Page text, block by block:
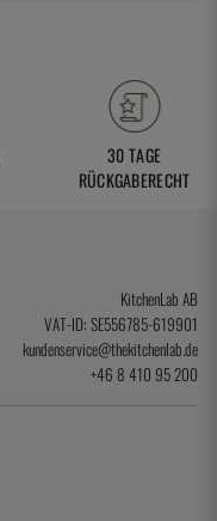
30 TAGE
RÜCKGABERECHT
KitchenLab AB
VAT-ID: SE556785-619901
kundenservice@thekitchenlab.de
+46 8 410 95 200